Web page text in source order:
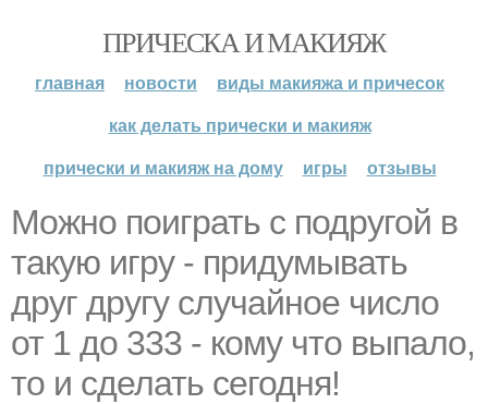
ПРИЧЕСКА И МАКИЯЖ
главная новости
виды макияжа и причесок
как делать прически и макияж
прически и макияж на дому
игры отзывы
Можно поиграть с подругой в
такую игру - придумывать
друг другу случайное число
от 1 до 333 - кому что выпало,
то и сделать сегодня!